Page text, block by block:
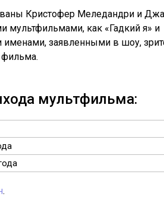
Кристофер Меледандри и
мультфильмами, как «Гадкий я» и
заявленными в шоу,
фильма.
мультфильма:
.